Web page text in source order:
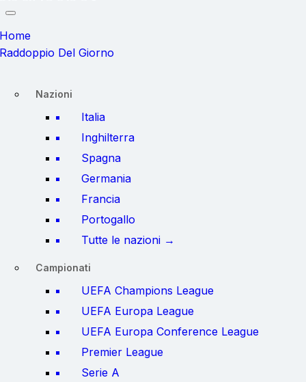
Home
Raddoppio Del Giorno
Nazioni
Italia
Inghilterra
Spagna
Germania
Francia
Portogallo
Tutte le nazioni →
Campionati
UEFA Champions League
UEFA Europa League
UEFA Europa Conference League
Premier League
Serie A